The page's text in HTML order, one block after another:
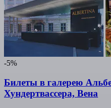
-5%
Билеты в галерею
Хундертвассера, Вена